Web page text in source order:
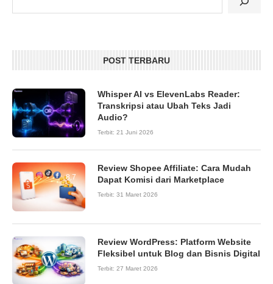
POST TERBARU
Whisper AI vs ElevenLabs Reader:
Transkripsi atau Ubah Teks Jadi
Audio?
Terbit: 21 Juni 2026
8.7
Review Shopee Affiliate: Cara Mudah
Dapat Komisi dari Marketplace
Terbit: 31 Maret 2026
9.0
Review WordPress: Platform Website
Fleksibel untuk Blog dan Bisnis Digital
Terbit: 27 Maret 2026